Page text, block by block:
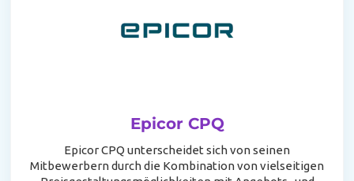
Epicor CPQ
Epicor CPQ unterscheidet sich von seinen
Mitbewerbern durch die Kombination von vielseitigen